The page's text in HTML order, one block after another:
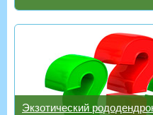
Экзотический